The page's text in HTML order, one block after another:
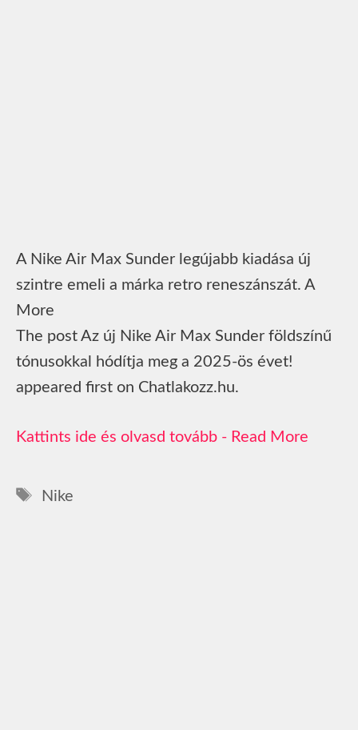
A Nike Air Max Sunder legújabb kiadása új
szintre emeli a márka retro reneszánszát. A
More
The post Az új Nike Air Max Sunder földszínű
tónusokkal hódítja meg a 2025-ös évet!
appeared first on Chatlakozz.hu.
Read More
Címkék
Nike